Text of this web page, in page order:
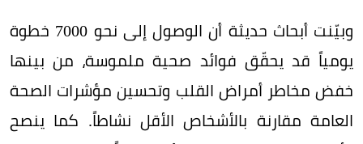
وبيّنت أبحاث حديثة أن الوصول إلى نحو 7000 خطوة
يومياً قد يحقّق فوائد صحية ملموسة، من بينها
خفض مخاطر أمراض القلب وتحسين مؤشرات الصحة
العامة مقارنة بالأشخاص الأقل نشاطاً. كما ينصح